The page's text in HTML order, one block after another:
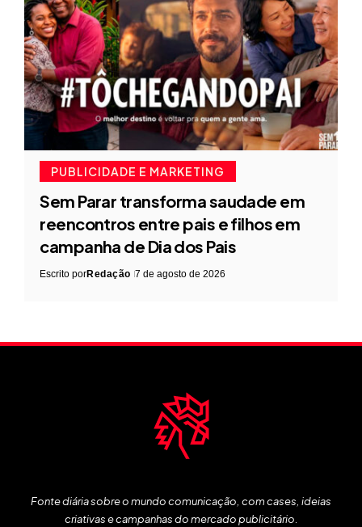
PUBLICIDADE E MARKETING
Sem Parar transforma saudade em
reencontros entre pais e filhos em
campanha de Dia dos Pais
Escrito porRedação 7 de agosto de 2026
Fonte diária sobre o mundo comunicação, com cases, ideias
criativas e campanhas do mercado publicitário.